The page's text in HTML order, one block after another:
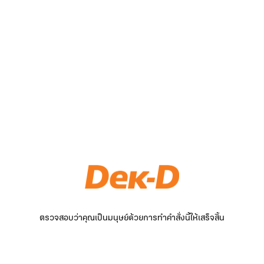
ตรวจสอบว่าคุณเป็นมนุษย์ด้วยการทำคำสั่งนี้ให้เสร็จสิ้น